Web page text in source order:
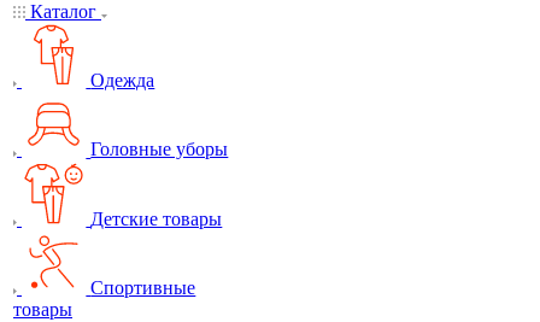
Каталог
Одежда
Головные уборы
Детские товары
Спортивные
товары